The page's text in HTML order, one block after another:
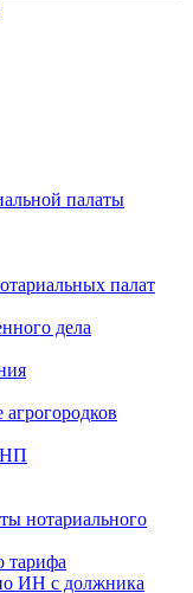
палаты
палат
дела
нотариального
тарифа
ИН с должника